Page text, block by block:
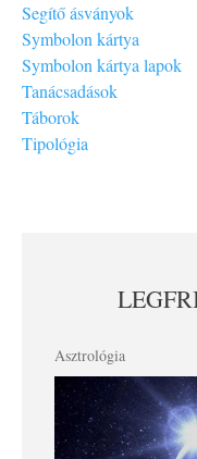
Segítő ásványok
Symbolon kártya
Symbolon kártya lapok
Tanácsadások
Táborok
Tipológia
Asztrológia